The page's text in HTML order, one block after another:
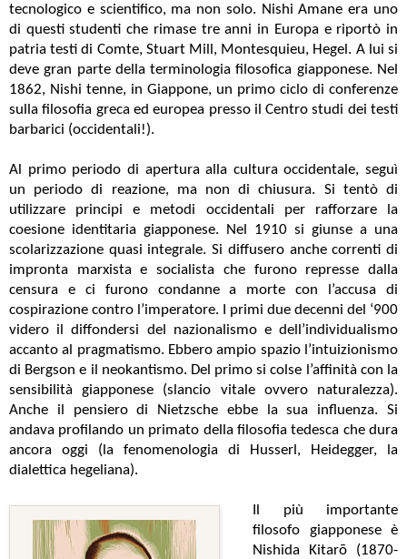
tecnologico e scientifico, ma non solo. Nishi Amane era uno
di questi studenti che rimase tre anni in Europa e riportò in
patria testi di Comte, Stuart Mill, Montesquieu, Hegel. A lui si
deve gran parte della terminologia filosofica giapponese. Nel
1862, Nishi tenne, in Giappone, un primo ciclo di conferenze
sulla filosofia greca ed europea presso il Centro studi dei testi
barbarici (occidentali!).
Al primo periodo di apertura alla cultura occidentale, seguì
un periodo di reazione, ma non di chiusura. Si tentò di
utilizzare principi e metodi occidentali per rafforzare la
coesione identitaria giapponese. Nel 1910 si giunse a una
scolarizzazione quasi integrale. Si diffusero anche correnti di
impronta marxista e socialista che furono represse dalla
censura e ci furono condanne a morte con l’accusa di
cospirazione contro l’imperatore. I primi due decenni del ‘900
videro il diffondersi del nazionalismo e dell’individualismo
accanto al pragmatismo. Ebbero ampio spazio l’intuizionismo
di Bergson e il neokantismo. Del primo si colse l’affinità con la
sensibilità giapponese (slancio vitale ovvero naturalezza).
Anche il pensiero di Nietzsche ebbe la sua influenza. Si
andava profilando un primato della filosofia tedesca che dura
ancora oggi (la fenomenologia di Husserl, Heidegger, la
dialettica hegeliana).
Il più importante
filosofo giapponese è
Nishida Kitarō (1870-